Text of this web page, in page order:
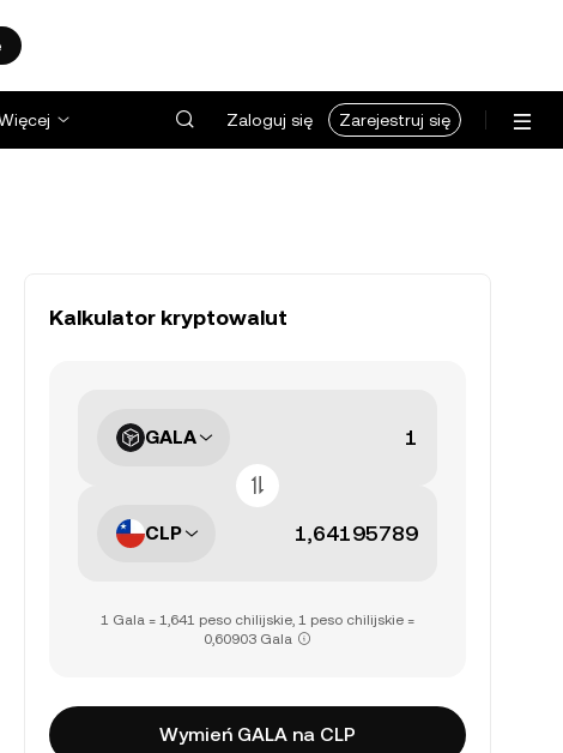
Zaloguj się Zarejestruj się
Kalkulator kryptowalut
GALA
CLP
1 Gala = 1,641 peso chilijskie, 1 peso chilijskie =
0,60903 Gala
Wymień GALA na CLP